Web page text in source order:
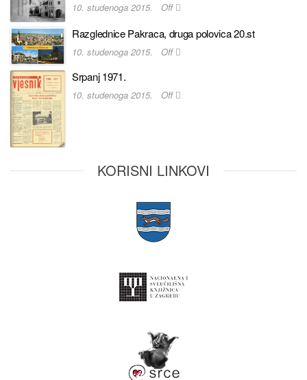
10. studenoga 2015. Off
Razglednice Pakraca, druga polovica 20.st
10. studenoga 2015. Off
Srpanj 1971.
10. studenoga 2015. Off
KORISNI LINKOVI